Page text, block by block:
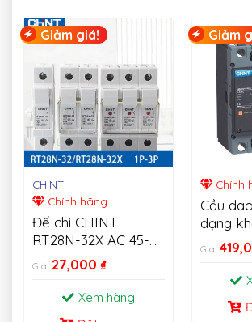
Giảm giá!
CHINT
Chính hãng
Đế chì CHINT
RT28N-32X AC 45-
62HZ 500V Fusible
Cutout 1P 2P 3P
Giá: 27,000 ₫
Xem hàng
Giảm
Chính
Cầu
dạng
MCCB
Giá: